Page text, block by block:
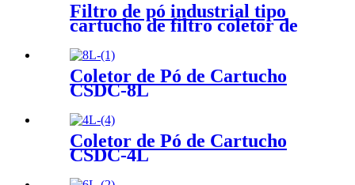
Filtro de pó industrial tipo
cartucho de filtro coletor de
Coletor de Pó de Cartucho
CSDC-8L
Coletor de Pó de Cartucho
CSDC-4L